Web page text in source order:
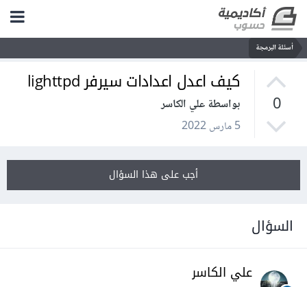
أسئلة البرمجة
0
كيف اعدل اعدادات سيرفر lighttpd
بواسطة علي الكاسر
5 مارس 2022
أجب على هذا السؤال
السؤال
علي الكاسر